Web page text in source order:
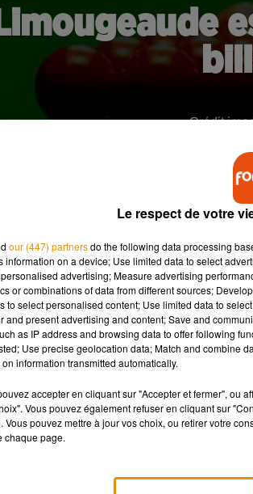
Crédit
en Haute-Vienne. Et elle
S au lycée Léonard-Limosin, vient
Billard. Il s’agit de Marion Jude, qui
la deuxième année consécutive.
Goudin, coach et formateur dans le
n°1 française en junior, et elle a participé
Le respect de votre
our (447) partnersdo the following data processing
information on a device; Use limited data to select
advertising; Measure advertising
or combinations of data from different sources;
to select personalised content; Use limited data to
and present advertising and content; Save and
as IP address and browsing data to offer following
Use precise geolocation data; Match and combine
information transmitted automatically.
accepter en cliquant sur "Accepter et fermer", ou
Vous pouvez également refuser en cliquant sur
Vous pouvez mettre à jour vos choix, ou retirer votre
chaque page.